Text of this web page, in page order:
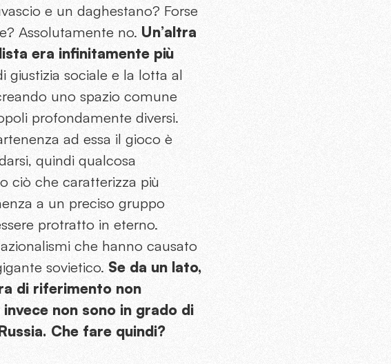
e un daghestano? Forse
Assolutamente no. Un’altra
era infinitamente più
giustizia sociale e la lotta al
uno spazio comune
profondamente diversi.
ad essa il gioco è
quindi qualcosa
ciò che caratterizza più
a un preciso gruppo
protratto in eterno.
che hanno causato
sovietico. Se da un lato,
di riferimento non
non sono in grado di
Che fare quindi?